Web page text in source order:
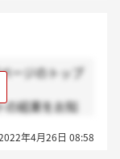
ージのトップ
の結果をお知
との連絡に変
年4月26日 08:58